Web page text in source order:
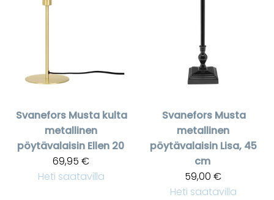
Svanefors Musta kulta
metallinen
pöytävalaisin Ellen 20
69,95 €
Heti saatavilla
Svanefors Musta
metallinen
pöytävalaisin Lisa, 45
cm
59,00 €
Heti saatavilla